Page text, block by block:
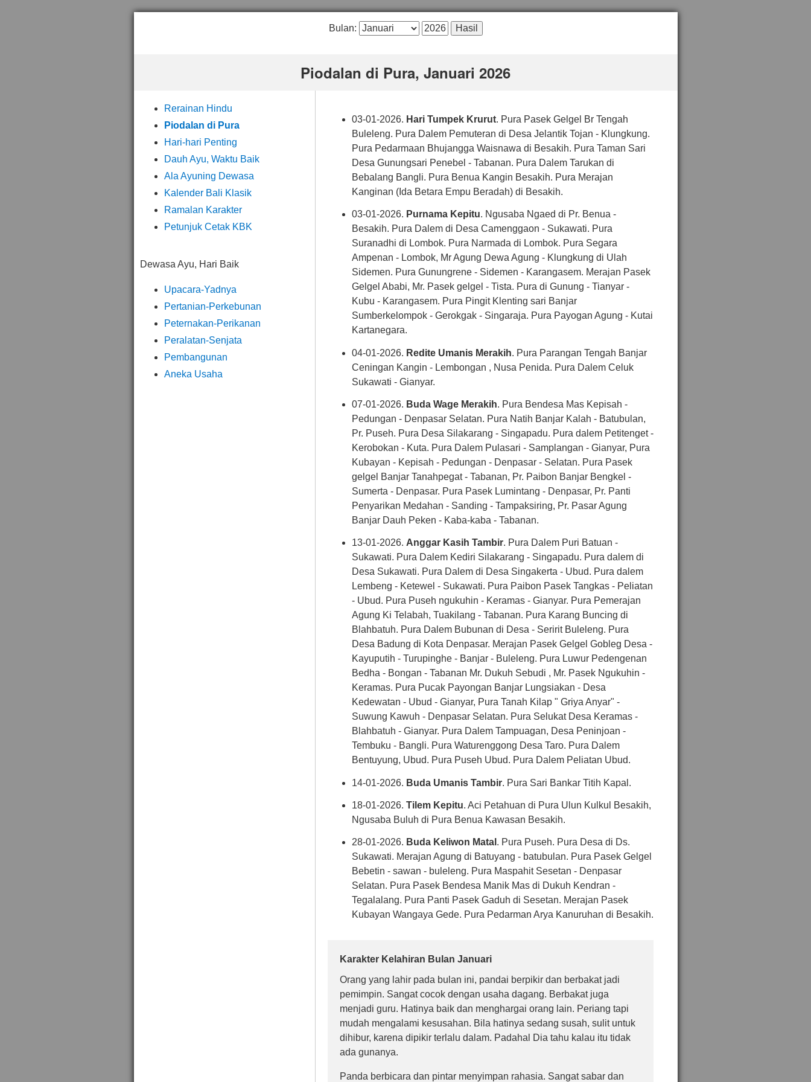
Bulan:
Piodalan di Pura, Januari 2026
Rerainan Hindu
Piodalan di Pura
Hari-hari Penting
Dauh Ayu, Waktu Baik
Ala Ayuning Dewasa
Kalender Bali Klasik
Ramalan Karakter
Petunjuk Cetak KBK
Dewasa Ayu, Hari Baik
Upacara-Yadnya
Pertanian-Perkebunan
Peternakan-Perikanan
Peralatan-Senjata
Pembangunan
Aneka Usaha
03-01-2026. Hari Tumpek Krurut. Pura Pasek Gelgel Br Tengah
Buleleng. Pura Dalem Pemuteran di Desa Jelantik Tojan - Klungkung.
Pura Pedarmaan Bhujangga Waisnawa di Besakih. Pura Taman Sari
Desa Gunungsari Penebel - Tabanan. Pura Dalem Tarukan di
Bebalang Bangli. Pura Benua Kangin Besakih. Pura Merajan
Kanginan (Ida Betara Empu Beradah) di Besakih.
03-01-2026. Purnama Kepitu. Ngusaba Ngaed di Pr. Benua -
Besakih. Pura Dalem di Desa Camenggaon - Sukawati. Pura
Suranadhi di Lombok. Pura Narmada di Lombok. Pura Segara
Ampenan - Lombok, Mr Agung Dewa Agung - Klungkung di Ulah
Sidemen. Pura Gunungrene - Sidemen - Karangasem. Merajan Pasek
Gelgel Ababi, Mr. Pasek gelgel - Tista. Pura di Gunung - Tianyar -
Kubu - Karangasem. Pura Pingit Klenting sari Banjar
Sumberkelompok - Gerokgak - Singaraja. Pura Payogan Agung - Kutai
Kartanegara.
04-01-2026. Redite Umanis Merakih. Pura Parangan Tengah Banjar
Ceningan Kangin - Lembongan , Nusa Penida. Pura Dalem Celuk
Sukawati - Gianyar.
07-01-2026. Buda Wage Merakih. Pura Bendesa Mas Kepisah -
Pedungan - Denpasar Selatan. Pura Natih Banjar Kalah - Batubulan,
Pr. Puseh. Pura Desa Silakarang - Singapadu. Pura dalem Petitenget -
Kerobokan - Kuta. Pura Dalem Pulasari - Samplangan - Gianyar, Pura
Kubayan - Kepisah - Pedungan - Denpasar - Selatan. Pura Pasek
gelgel Banjar Tanahpegat - Tabanan, Pr. Paibon Banjar Bengkel -
Sumerta - Denpasar. Pura Pasek Lumintang - Denpasar, Pr. Panti
Penyarikan Medahan - Sanding - Tampaksiring, Pr. Pasar Agung
Banjar Dauh Peken - Kaba-kaba - Tabanan.
13-01-2026. Anggar Kasih Tambir. Pura Dalem Puri Batuan -
Sukawati. Pura Dalem Kediri Silakarang - Singapadu. Pura dalem di
Desa Sukawati. Pura Dalem di Desa Singakerta - Ubud. Pura dalem
Lembeng - Ketewel - Sukawati. Pura Paibon Pasek Tangkas - Peliatan
- Ubud. Pura Puseh ngukuhin - Keramas - Gianyar. Pura Pemerajan
Agung Ki Telabah, Tuakilang - Tabanan. Pura Karang Buncing di
Blahbatuh. Pura Dalem Bubunan di Desa - Seririt Buleleng. Pura
Desa Badung di Kota Denpasar. Merajan Pasek Gelgel Gobleg Desa -
Kayuputih - Turupinghe - Banjar - Buleleng. Pura Luwur Pedengenan
Bedha - Bongan - Tabanan Mr. Dukuh Sebudi , Mr. Pasek Ngukuhin -
Keramas. Pura Pucak Payongan Banjar Lungsiakan - Desa
Kedewatan - Ubud - Gianyar, Pura Tanah Kilap " Griya Anyar" -
Suwung Kawuh - Denpasar Selatan. Pura Selukat Desa Keramas -
Blahbatuh - Gianyar. Pura Dalem Tampuagan, Desa Peninjoan -
Tembuku - Bangli. Pura Waturenggong Desa Taro. Pura Dalem
Bentuyung, Ubud. Pura Puseh Ubud. Pura Dalem Peliatan Ubud.
14-01-2026. Buda Umanis Tambir. Pura Sari Bankar Titih Kapal.
18-01-2026. Tilem Kepitu. Aci Petahuan di Pura Ulun Kulkul Besakih,
Ngusaba Buluh di Pura Benua Kawasan Besakih.
28-01-2026. Buda Keliwon Matal . Pura Puseh. Pura Desa di Ds.
Sukawati. Merajan Agung di Batuyang - batubulan. Pura Pasek Gelgel
Bebetin - sawan - buleleng. Pura Maspahit Sesetan - Denpasar
Selatan. Pura Pasek Bendesa Manik Mas di Dukuh Kendran -
Tegalalang. Pura Panti Pasek Gaduh di Sesetan. Merajan Pasek
Kubayan Wangaya Gede. Pura Pedarman Arya Kanuruhan di Besakih.
Karakter Kelahiran Bulan Januari
Orang yang lahir pada bulan ini, pandai berpikir dan berbakat jadi
pemimpin. Sangat cocok dengan usaha dagang. Berbakat juga
menjadi guru. Hatinya baik dan menghargai orang lain. Periang tapi
mudah mengalami kesusahan. Bila hatinya sedang susah, sulit untuk
dihibur, karena dipikir terlalu dalam. Padahal Dia tahu kalau itu tidak
ada gunanya.
Panda berbicara dan pintar menyimpan rahasia. Sangat sabar dan